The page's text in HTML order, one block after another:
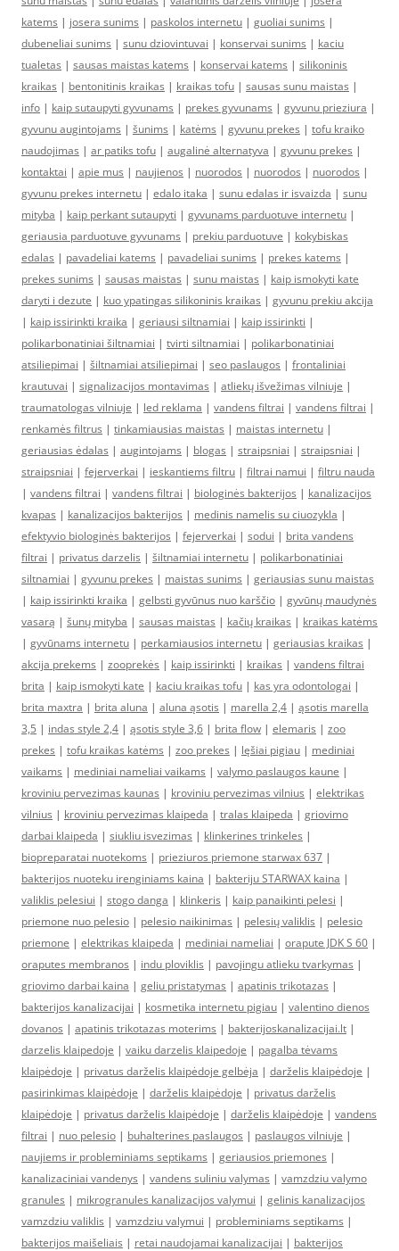
katems | josera sunims | paskolos internetu | guoliai sunims |
dubeneliai sunims | sunu dziovintuvai | konservai sunims | kaciu
tualetas | sausas maistas katems | konservai katems | silikoninis
kraikas | bentonitinis kraikas | kraikas tofu | sausas sunu maistas |
info | kaip sutaupyti gyvunams | prekes gyvunams | gyvunu prieziura |
gyvunu augintojams | šunims | katėms | gyvunu prekes | tofu kraiko
naudojimas | ar patiks tofu | augalinė alternatyva | gyvunu prekes |
kontaktai | apie mus | naujienos | nuorodos | nuorodos | nuorodos |
gyvunu prekes internetu | edalo itaka | sunu edalas ir isvaizda | sunu
mityba | kaip perkant sutaupyti | gyvunams parduotuve internetu |
geriausia parduotuve gyvunams | prekiu parduotuve | kokybiskas
edalas | pavadeliai katems | pavadeliai sunims | prekes katems |
prekes sunims | sausas maistas | sunu maistas | kaip ismokyti kate
daryti i dezute | kuo ypatingas silikoninis kraikas | gyvunu prekiu akcija
| kaip issirinkti kraika | geriausi siltnamiai | kaip issirinkti |
polikarbonatiniai šiltnamiai | tvirti siltnamiai | polikarbonatiniai
atsiliepimai | šiltnamiai atsiliepimai | seo paslaugos | frontaliniai
krautuvai | signalizacijos montavimas | atliekų išvežimas vilniuje |
traumatologas vilniuje | led reklama | vandens filtrai | vandens filtrai |
renkamės filtrus | tinkamiausias maistas | maistas internetu |
geriausias ėdalas | augintojams | blogas | straipsniai | straipsniai |
straipsniai | fejerverkai | ieskantiems filtru | filtrai namui | filtru nauda
| vandens filtrai | vandens filtrai | biologinės bakterijos | kanalizacijos
kvapas | kanalizacijos bakterijos | medinis namelis su ciuozykla |
efektyvio biologinės bakterijos | fejerverkai | sodui | brita vandens
filtrai | privatus darzelis | šiltnamiai internetu | polikarbonatiniai
siltnamiai | gyvunu prekes | maistas sunims | geriausias sunu maistas
| kaip issirinkti kraika | gelbsti gyvūnus nuo karščio | gyvūnų maudynės
vasarą | šunų mityba | sausas maistas | kačių kraikas | kraikas katėms
| gyvūnams internetu | perkamiausios internetu | geriausias kraikas |
akcija prekems | zooprekės | kaip issirinkti | kraikas | vandens filtrai
brita | kaip ismokyti kate | kaciu kraikas tofu | kas yra odontologai |
brita maxtra | brita aluna | aluna ąsotis | marella 2,4 | ąsotis marella
3,5 | indas style 2,4 | ąsotis style 3,6 | brita flow | elemaris | zoo
prekes | tofu kraikas katėms | zoo prekes | lęšiai pigiau | mediniai
vaikams | mediniai nameliai vaikams | valymo paslaugos kaune |
kroviniu pervezimas kaunas | kroviniu pervezimas vilnius | elektrikas
vilnius | kroviniu pervezimas klaipeda | tralas klaipeda | griovimo
darbai klaipeda | siukliu isvezimas | klinkerines trinkeles |
biopreparatai nuotekoms | prieziuros priemone starwax 637 |
bakterijos nuoteku irenginiams kaina | bakteriju STARWAX kaina |
valiklis pelesiui | stogo danga | klinkeris | kaip panaikinti pelesi |
priemone nuo pelesio | pelesio naikinimas | pelesių valiklis | pelesio
priemone | elektrikas klaipeda | mediniai nameliai | orapute JDK S 60 |
oraputes membranos | indu ploviklis | pavojingu atlieku tvarkymas |
griovimo darbai kaina | geliu pristatymas | apatinis trikotazas |
bakterijos kanalizacijai | kosmetika internetu pigiau | valentino dienos
dovanos | apatinis trikotazas moterims | bakterijoskanalizacijai.lt |
darzelis klaipedoje | vaiku darzelis klaipedoje | pagalba tėvams
klaipėdoje | privatus darželis klaipėdoje gelbėja | darželis klaipėdoje |
pasirinkimas klaipėdoje | darželis klaipėdoje | privatus darželis
klaipėdoje | privatus darželis klaipėdoje | darželis klaipėdoje | vandens
filtrai | nuo pelesio | buhalterines paslaugos | paslaugos vilniuje |
naujiems ir probleminiams septikams | geriausios priemones |
kanalizaciniai vandenys | vandens suliniu valymas | vamzdziu valymo
granules | mikrogranules kanalizacijos valymui | gelinis kanalizacijos
vamzdziu valiklis | vamzdziu valymui | probleminiams septikams |
bakterijos maišeliais | retai naudojamai kanalizacijai | bakterijos